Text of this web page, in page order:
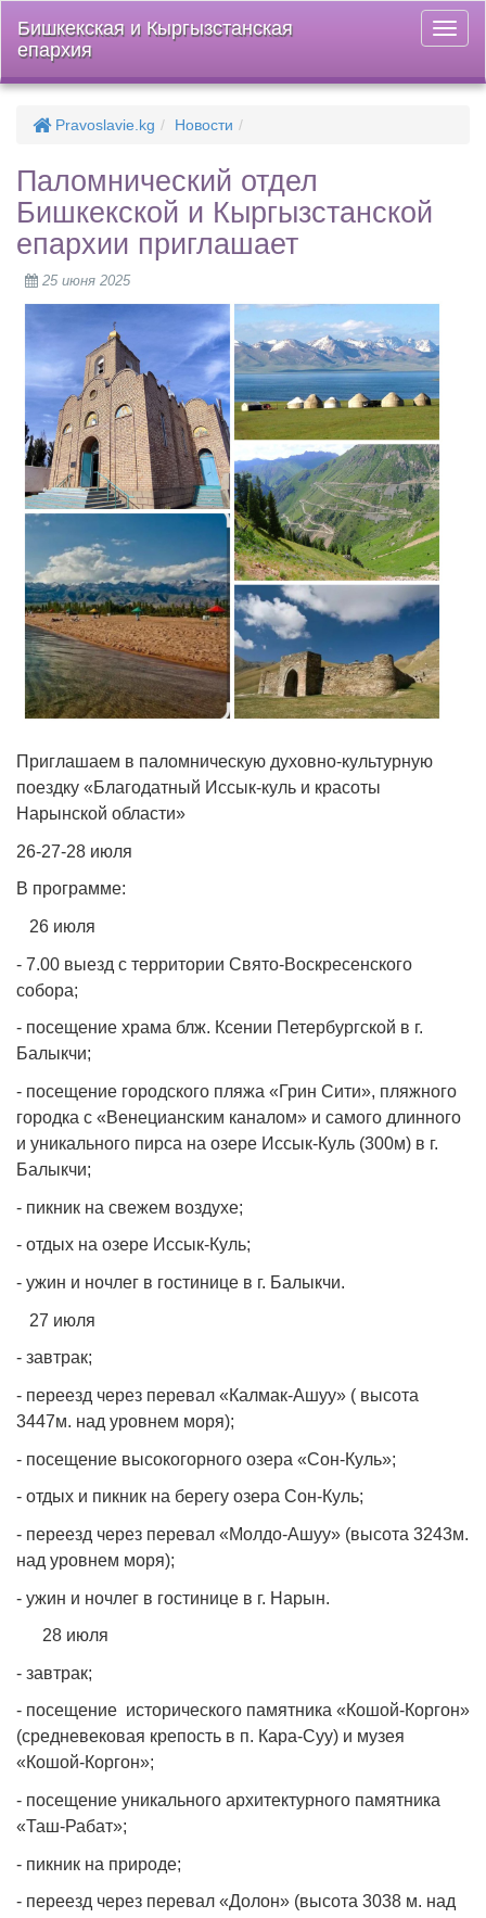
меню
Бишкекская и Кыргызстанская
епархия
Pravoslavie.kg Новости
Паломнический отдел
Бишкекской и Кыргызстанской
епархии приглашает
25 июня 2025
Приглашаем в паломническую духовно-культурную
поездку «Благодатный Иссык-куль и красоты
Нарынской области»
26-27-28 июля
В программе:
26 июля
- 7.00 выезд с территории Свято-Воскресенского
собора;
- посещение храма блж. Ксении Петербургской в г.
Балыкчи;
- посещение городского пляжа «Грин Сити», пляжного
городка с «Венецианским каналом» и самого длинного
и уникального пирса на озере Иссык-Куль (300м) в г.
Балыкчи;
- пикник на свежем воздухе;
- отдых на озере Иссык-Куль;
- ужин и ночлег в гостинице в г. Балыкчи.
27 июля
- завтрак;
- переезд через перевал «Калмак-Ашуу» ( высота
3447м. над уровнем моря);
- посещение высокогорного озера «Сон-Куль»;
- отдых и пикник на берегу озера Сон-Куль;
- переезд через перевал «Молдо-Ашуу» (высота 3243м.
над уровнем моря);
- ужин и ночлег в гостинице в г. Нарын.
28 июля
- завтрак;
- посещение исторического памятника «Кошой-Коргон»
(средневековая крепость в п. Кара-Суу) и музея
«Кошой-Коргон»;
- посещение уникального архитектурного памятника
«Таш-Рабат»;
- пикник на природе;
- переезд через перевал «Долон» (высота 3038 м. над